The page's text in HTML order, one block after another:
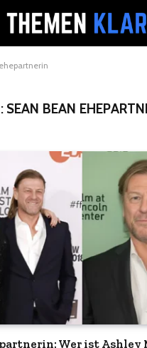
SEAN BEAN
Wer ist Ashley